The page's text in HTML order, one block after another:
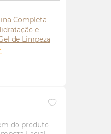
Completa
e
de Limpeza
Facial
Solar
ME